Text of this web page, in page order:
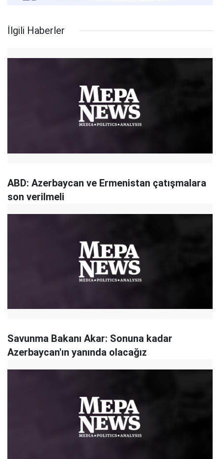
İlgili Haberler
ABD: Azerbaycan ve Ermenistan çatışmalara
son verilmeli
Savunma Bakanı Akar: Sonuna kadar
Azerbaycan'ın yanında olacağız